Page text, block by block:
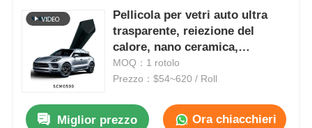
Pellicola per vetri auto ultra
trasparente, reiezione del
calore, nano ceramica,
oscuramento auto, protezione
UV
MOQ：1 rotolo
Prezzo：$54~620 / Roll
Miglior prezzo Ora chiacchieri